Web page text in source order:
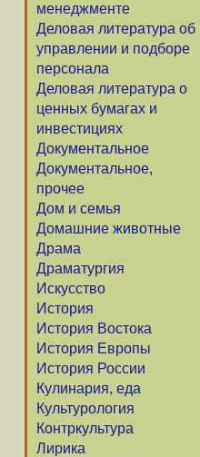
менеджменте
Деловая литература об
управлении и подборе
персонала
Деловая литература о
ценных бумагах и
инвестициях
Документальное
Документальное,
прочее
Дом и семья
Домашние животные
Драма
Драматургия
Искусство
История
История Востока
История Европы
История России
Кулинария, еда
Культурология
Контркультура
Лирика